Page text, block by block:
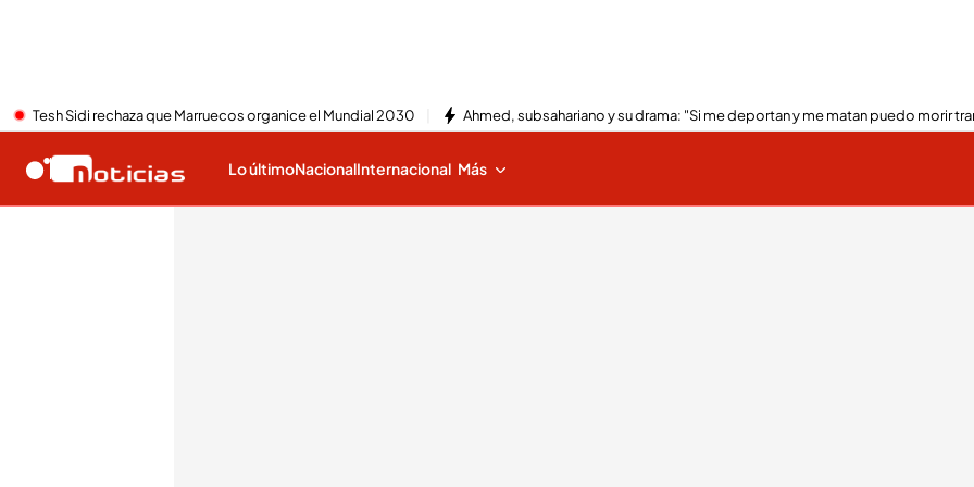
Tesh Sidi rechaza que Marruecos organice el Mundial 2030 Ahmed, subsahariano y su drama: "Si me deportan y me matan puedo morir
Lo últimoNacionalInternacional Más